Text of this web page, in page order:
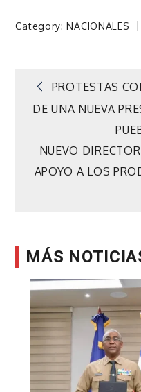
Category:NACIONALES
entradas
PROTESTAS
DE UNA NUEVA
NUEVO
APOYO A LOS
MÁS